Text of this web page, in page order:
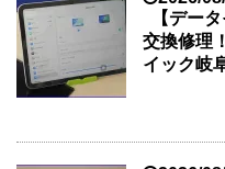
【デー
交換修理
イック岐